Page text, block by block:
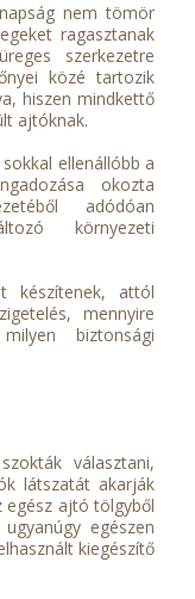
nem tömör
ragasztanak
szerkezetre
közé tartozik
hiszen mindkettő
ajtóknak.
ellenállóbb a
okozta
adódóan
környezeti
készítenek, attól
mennyire
biztonsági
választani,
látszatát akarják
egész ajtó tölgyből
egészen
kiegészítő